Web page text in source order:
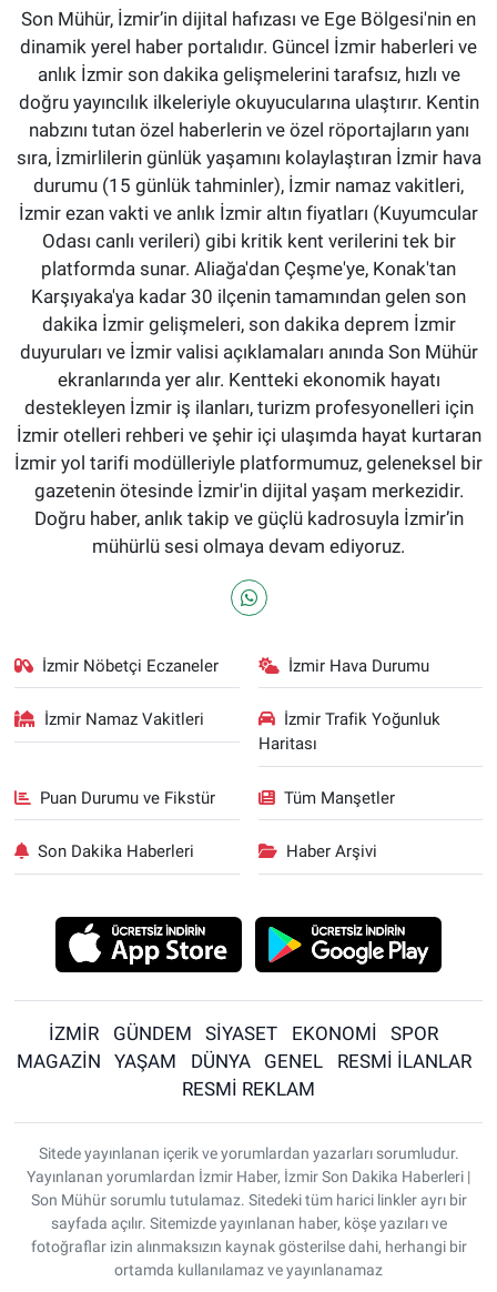
Son Mühür, İzmir’in dijital hafızası ve Ege Bölgesi'nin en
dinamik yerel haber portalıdır. Güncel İzmir haberleri ve
anlık İzmir son dakika gelişmelerini tarafsız, hızlı ve
doğru yayıncılık ilkeleriyle okuyucularına ulaştırır. Kentin
nabzını tutan özel haberlerin ve özel röportajların yanı
sıra, İzmirlilerin günlük yaşamını kolaylaştıran İzmir hava
durumu (15 günlük tahminler), İzmir namaz vakitleri,
İzmir ezan vakti ve anlık İzmir altın fiyatları (Kuyumcular
Odası canlı verileri) gibi kritik kent verilerini tek bir
platformda sunar. Aliağa'dan Çeşme'ye, Konak'tan
Karşıyaka'ya kadar 30 ilçenin tamamından gelen son
dakika İzmir gelişmeleri, son dakika deprem İzmir
duyuruları ve İzmir valisi açıklamaları anında Son Mühür
ekranlarında yer alır. Kentteki ekonomik hayatı
destekleyen İzmir iş ilanları, turizm profesyonelleri için
İzmir otelleri rehberi ve şehir içi ulaşımda hayat kurtaran
İzmir yol tarifi modülleriyle platformumuz, geleneksel bir
gazetenin ötesinde İzmir'in dijital yaşam merkezidir.
Doğru haber, anlık takip ve güçlü kadrosuyla İzmir’in
mühürlü sesi olmaya devam ediyoruz.
İzmir Nöbetçi Eczaneler İzmir Hava Durumu
İzmir Namaz Vakitleri
İzmir Trafik Yoğunluk
Haritası
Puan Durumu ve Fikstür Tüm Manşetler
Son Dakika Haberleri Haber Arşivi
İZMİR GÜNDEM SİYASET EKONOMİ
SPOR
MAGAZİN
YAŞAM DÜNYA GENEL
RESMİ İLANLAR
RESMİ REKLAM
Sitede yayınlanan içerik ve yorumlardan yazarları sorumludur.
Yayınlanan yorumlardan İzmir Haber, İzmir Son Dakika Haberleri |
Son Mühür sorumlu tutulamaz. Sitedeki tüm harici linkler ayrı bir
sayfada açılır. Sitemizde yayınlanan haber, köşe yazıları ve
fotoğraflar izin alınmaksızın kaynak gösterilse dahi, herhangi bir
ortamda kullanılamaz ve yayınlanamaz